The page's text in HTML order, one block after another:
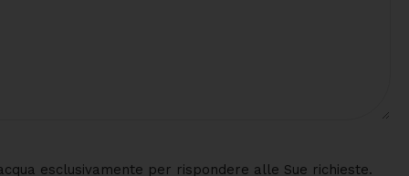
esclusivamente per rispondere alle Sue richieste.